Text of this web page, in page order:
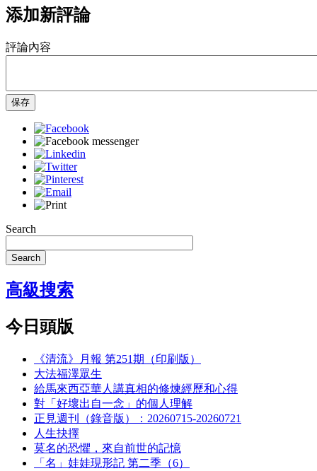
添加新評論
評論內容
保存
Search
Search
高級搜索
今日頭版
《清流》月報 第251期（印刷版）
大法福澤眾生
給馬來西亞華人講真相的修煉經歷和心得
對「好壞出自一念」的個人理解
正見週刊（錄音版）：20260715-20260721
人生抉擇
莫名的恐懼，來自前世的記憶
「名」娃娃現形記 第二季（6）